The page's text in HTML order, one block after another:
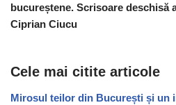
bucureștene. Scrisoare deschisă
Ciprian Ciucu
Cele mai citite articole
Mirosul teilor din București și un